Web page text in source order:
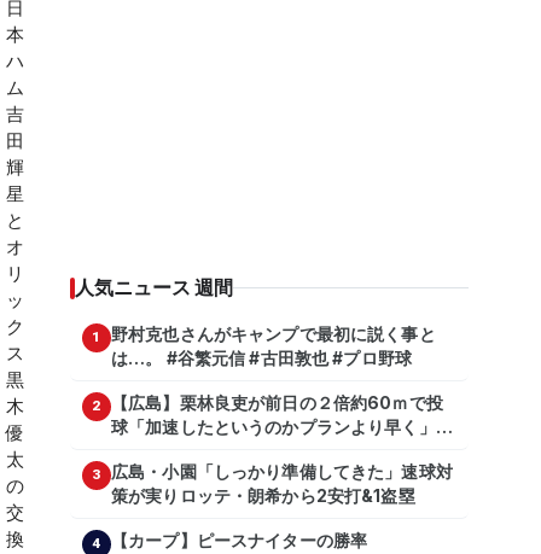
人気ニュース 週間
1
野村克也さんがキャンプで最初に説く事と
は…。 #谷繁元信 #古田敦也 #プロ野球
2
【広島】栗林良吏が前日の２倍約60ｍで投
球「加速したというのかプランより早く」自
3
広島・小園「しっかり準備してきた」速球対
策が実りロッテ・朗希から2安打&1盗塁
4 【カープ】ピースナイターの勝率